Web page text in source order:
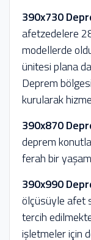
390x730
afetzedelere
modellerde
ünitesi plana
Deprem
kurularak
390x870
deprem
ferah bir yaşam
390x990
ölçüsüyle afet
tercih
işletmeler için